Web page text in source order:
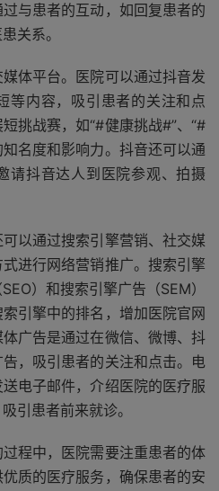
与患者的互动，如回复患者的
关系。
体平台。医院可以通过抖音发
等内容，吸引患者的关注和点
挑战赛，如“#健康挑战#”、“#
名度和影响力。抖音还可以通
请抖音达人到医院参观、拍摄
以通过搜索引擎营销、社交媒
进行网络营销推广。搜索引擎
）和搜索引擎广告（SEM）
引擎中的排名，增加医院官网
广告是通过在微信、微博、抖
，吸引患者的关注和点击。电
电子邮件，介绍医院的医疗服
引患者前来就诊。
程中，医院需要注重患者的体
质的医疗服务，确保患者的安